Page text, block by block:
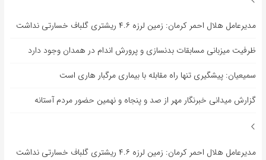
مدیرعامل هلال احمر کرمان: زمین لرزه ۴.۶ ریشتری گلباف خسارتی نداشت
ظرفیت میزبانی مسابقات بدنسازی و پرورش اندام در همدان وجود دارد
سمیعیان: پیشگیری تنها راه مقابله با بیماری مرگبار هاری است
گزارش میدانی خبرنگار مهر از صد و پنجاه و نهمین حضور مردم آستانه
مدیرعامل هلال احمر کرمان: زمین لرزه ۴.۶ ریشتری گلباف خسارتی نداشت